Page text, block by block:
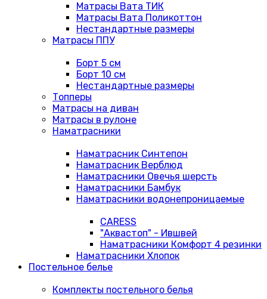
Матрасы Вата ТИК
Матрасы Вата Поликоттон
Нестандартные размеры
Матрасы ППУ
Борт 5 см
Борт 10 см
Нестандартные размеры
Топперы
Матрасы на диван
Матрасы в рулоне
Наматрасники
Наматрасник Синтепон
Наматрасник Верблюд
Наматрасники Овечья шерсть
Наматрасники Бамбук
Наматрасники водонепроницаемые
CARESS
"Аквастоп" - Ившвей
Наматрасники Комфорт 4 резинки
Наматрасники Хлопок
Постельное белье
Комплекты постельного белья